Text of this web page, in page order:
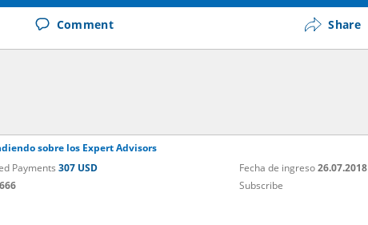
Comment Share
sobre los Expert Advisors
Payments 307 USD
666
Fecha de ingreso26.07.2018
Subscribe